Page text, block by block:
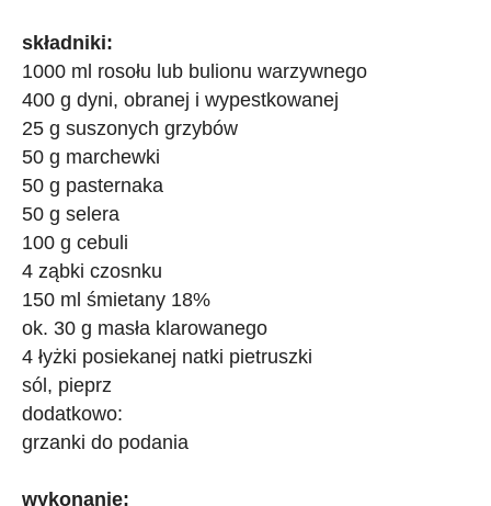
składniki:
1000 ml rosołu lub bulionu warzywnego
400 g dyni, obranej i wypestkowanej
25 g suszonych grzybów
50 g marchewki
50 g pasternaka
50 g selera
100 g cebuli
4 ząbki czosnku
150 ml śmietany 18%
ok. 30 g masła klarowanego
4 łyżki posiekanej natki pietruszki
sól, pieprz
dodatkowo:
grzanki do podania
wykonanie: